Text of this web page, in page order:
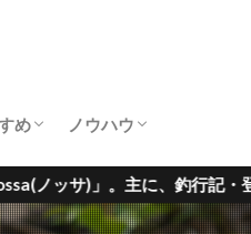
め
道具
機材
フアイテム
ノウハウ
カメラノウハウ
を投稿しています。活動を通